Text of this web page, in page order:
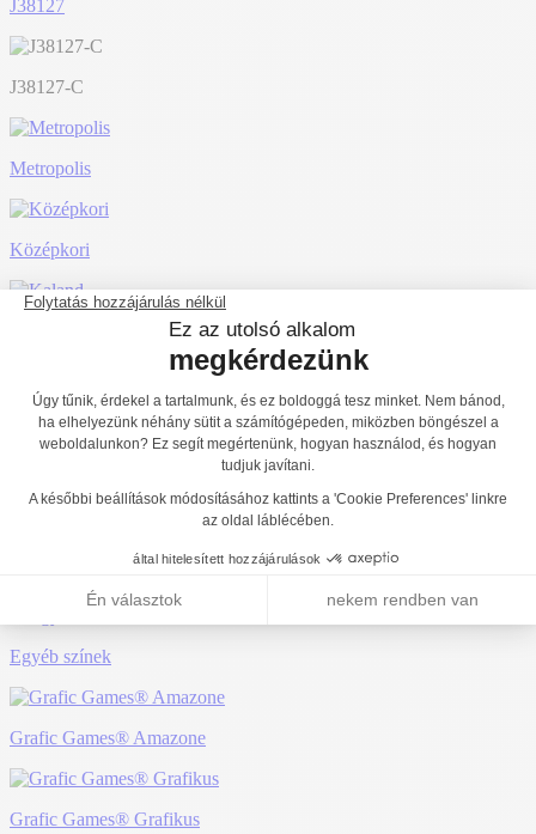
J38127
J38127-C
Metropolis
Középkori
City
Ice
Egyéb színek
Grafic Games® Amazone
Grafic Games® Grafikus